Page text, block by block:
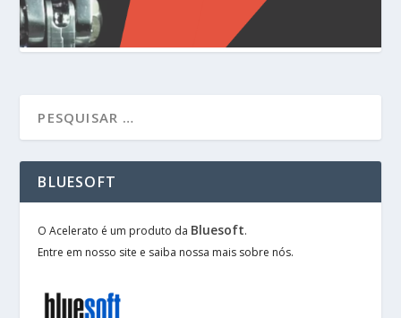
BLUESOFT
O Acelerato é um produto da Bluesoft.
Entre em nosso site e saiba nossa mais sobre nós.